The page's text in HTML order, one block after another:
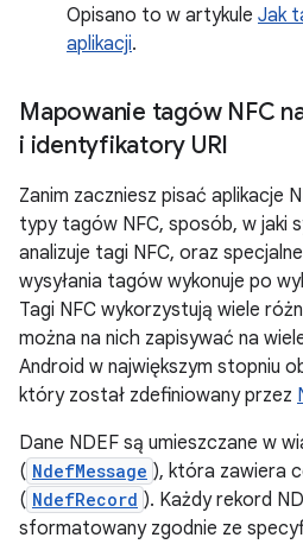
Opisano to w artykule Jak
aplikacji.
Mapowanie tagów NFC
i identyfikatory URI
Zanim zaczniesz pisać aplikacje
typy tagów NFC, sposób, w jaki
analizuje tagi NFC, oraz
wysyłania tagów wykonuje po
Tagi NFC wykorzystują wiele
można na nich zapisywać na
Android w największym stopniu
który został zdefiniowany przez
Dane NDEF są umieszczane w
( NdefMessage ), która zawiera
( NdefRecord ). Każdy rekord
sformatowany zgodnie ze